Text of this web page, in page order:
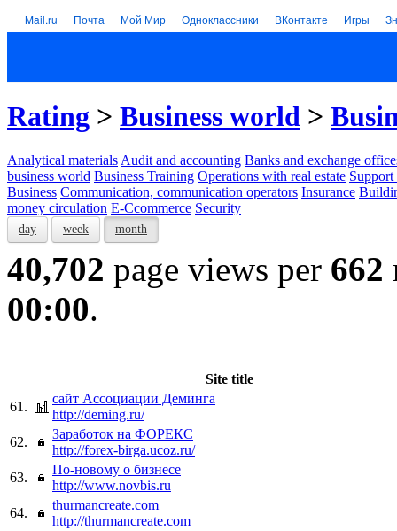
Mail.ru Почта Мой Мир Одноклассники ВКонтакте Игры
Rating > Business world >
Analytical materials Audit and accounting Banks and exchange
business world Business Training Operations with real estate Support
Business Communication, communication operators Insurance
money circulation E-Ccommerce Security
day week month
40,702 page views per 662
00:00.
Site title
61.
сайт Ассоциации Деминга
http://deming.ru/
62.
Заработок на ФОРЕКС
http://forex-birga.ucoz.ru/
63.
По-новому о бизнесе
http://www.novbis.ru
64.
thurmancreate.com
http://thurmancreate.com